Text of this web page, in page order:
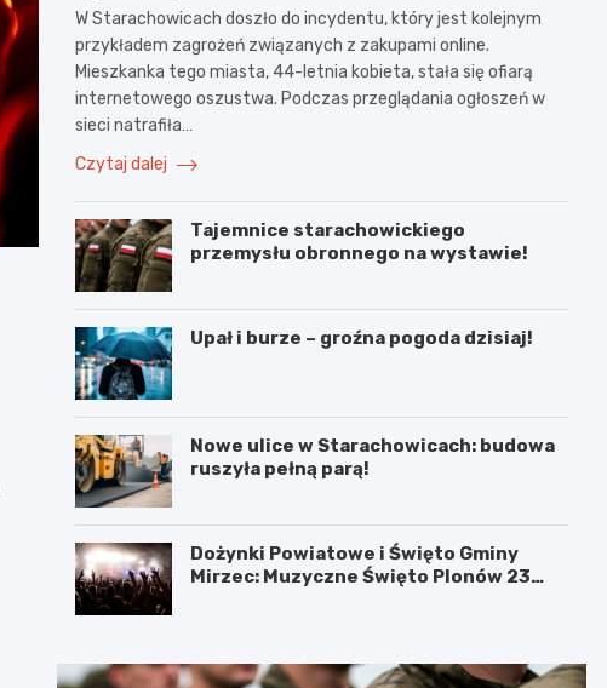
W Starachowicach doszło do incydentu, który jest kolejnym
przykładem zagrożeń związanych z zakupami online.
Mieszkanka tego miasta, 44-letnia kobieta, stała się ofiarą
internetowego oszustwa. Podczas przeglądania ogłoszeń w
sieci natrafiła…
Czytaj dalej
Tajemnice starachowickiego
przemysłu obronnego na wystawie!
Upał i burze – groźna pogoda dzisiaj!
Nowe ulice w Starachowicach: budowa
ruszyła pełną parą!
Dożynki Powiatowe i Święto Gminy
Mirzec: Muzyczne Święto Plonów 23